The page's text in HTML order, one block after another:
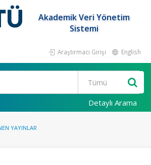
Akademik Veri Yönetim
Sistemi
Araştırmacı Girişi English
Detaylı Arama
YAYINLAR